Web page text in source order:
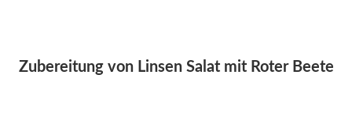
Zubereitung von Linsen Salat mit Roter Beete